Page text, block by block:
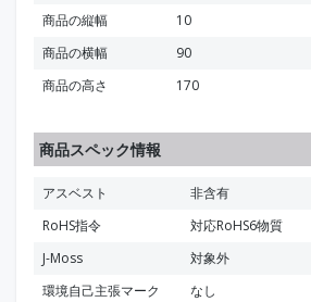
商品の縦幅
10
商品の横幅
90
商品の高さ
170
商品スペック情報
アスベスト
非含有
RoHS指令
対応RoHS6物質
J-Moss
対象外
環境自己主張マーク
なし